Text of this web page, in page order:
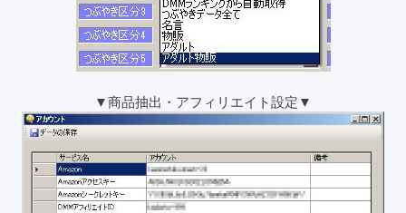
▼商品抽出・アフィリエイト設定▼